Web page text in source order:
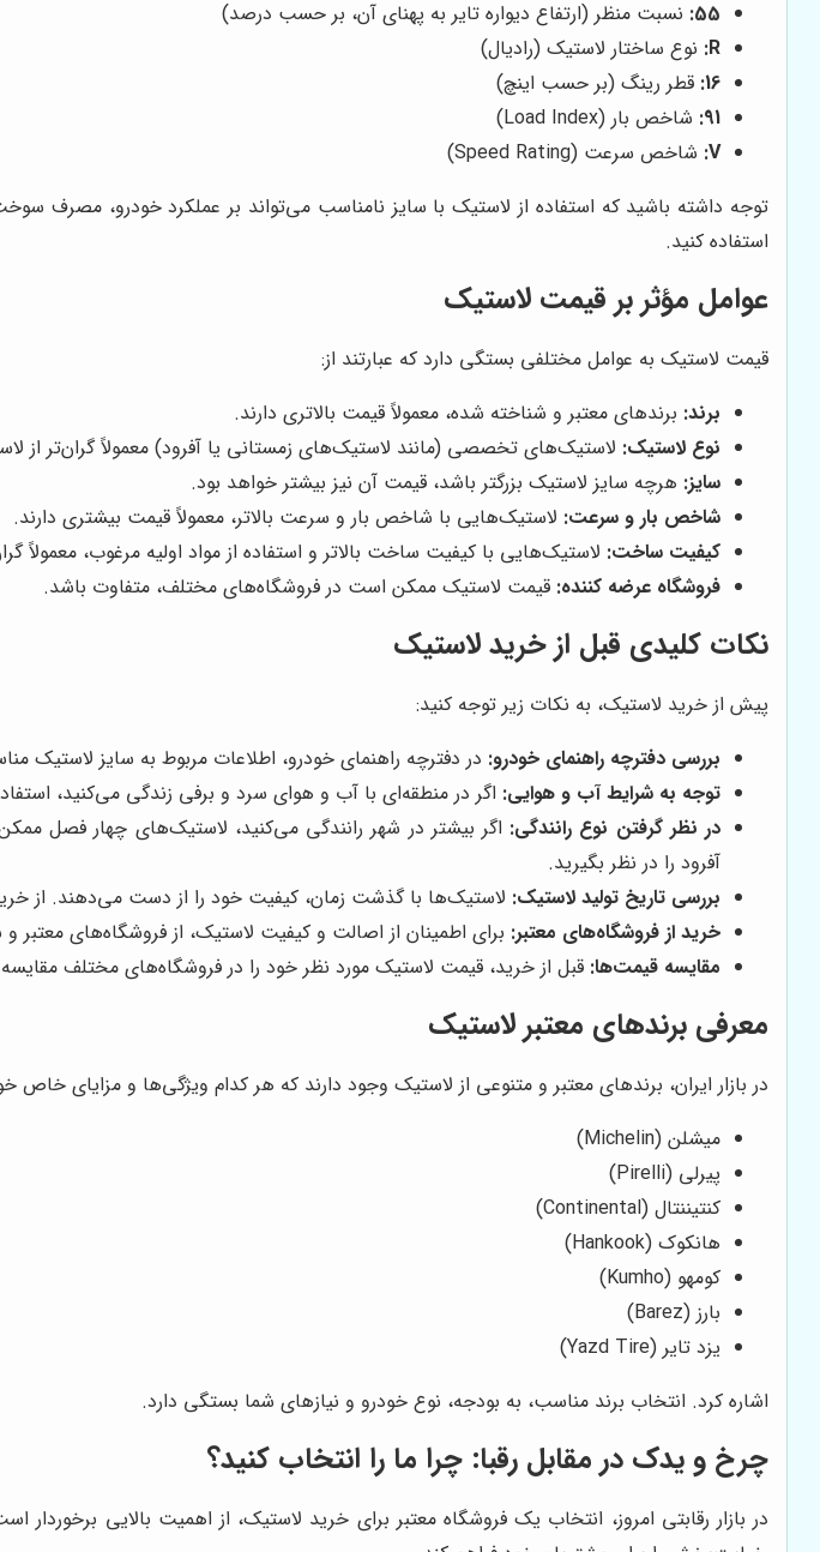
55: نسبت منظر (ارتفاع دیواره تایر به پهنای آن، بر حسب درصد)
R: نوع ساختار لاستیک (رادیال)
16: قطر رینگ (بر حسب اینچ)
91: شاخص بار (Load Index)
V: شاخص سرعت (Speed Rating)
توجه داشته باشید که استفاده از لاستیک با سایز نامناسب می‌تواند بر عملکرد خودرو، مصرف
استفاده کنید.
عوامل مؤثر بر قیمت لاستیک
قیمت لاستیک به عوامل مختلفی بستگی دارد که عبارتند از:
برند: برندهای معتبر و شناخته شده، معمولاً قیمت بالاتری دارند.
نوع لاستیک: لاستیک‌های تخصصی (مانند لاستیک‌های زمستانی یا آفرود) معمولاً گران‌تر از
سایز: هرچه سایز لاستیک بزرگتر باشد، قیمت آن نیز بیشتر خواهد بود.
شاخص بار و سرعت: لاستیک‌هایی با شاخص بار و سرعت بالاتر، معمولاً قیمت بیشتری دارند.
کیفیت ساخت: لاستیک‌هایی با کیفیت ساخت بالاتر و استفاده از مواد اولیه مرغوب، معمولاً
فروشگاه عرضه کننده: قیمت لاستیک ممکن است در فروشگاه‌های مختلف، متفاوت باشد.
نکات کلیدی قبل از خرید لاستیک
پیش از خرید لاستیک، به نکات زیر توجه کنید:
بررسی دفترچه راهنمای خودرو: در دفترچه راهنمای خودرو، اطلاعات مربوط به سایز
توجه به شرایط آب و هوایی: اگر در منطقه‌ای با آب و هوای سرد و برفی زندگی می‌کنید،
در نظر گرفتن نوع رانندگی: اگر بیشتر در شهر رانندگی می‌کنید، لاستیک‌های چهار فصل
آفرود را در نظر بگیرید.
بررسی تاریخ تولید لاستیک: لاستیک‌ها با گذشت زمان، کیفیت خود را از دست می‌دهند. از
خرید از فروشگاه‌های معتبر: برای اطمینان از اصالت و کیفیت لاستیک، از فروشگاه‌های معتبر
مقایسه قیمت‌ها: قبل از خرید، قیمت لاستیک مورد نظر خود را در فروشگاه‌های مختلف
معرفی برندهای معتبر لاستیک
در بازار ایران، برندهای معتبر و متنوعی از لاستیک وجود دارند که هر کدام ویژگی‌ها و مزایای خاص
میشلن (Michelin)
پیرلی (Pirelli)
کنتیننتال (Continental)
هانکوک (Hankook)
کومهو (Kumho)
بارز (Barez)
یزد تایر (Yazd Tire)
اشاره کرد. انتخاب برند مناسب، به بودجه، نوع خودرو و نیازهای شما بستگی دارد.
چرخ و یدک در مقابل رقبا: چرا ما را انتخاب کنید؟
در بازار رقابتی امروز، انتخاب یک فروشگاه معتبر برای خرید لاستیک، از اهمیت بالایی برخوردار